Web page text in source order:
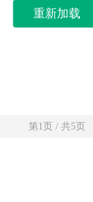
重新加载
第1页 / 共5页